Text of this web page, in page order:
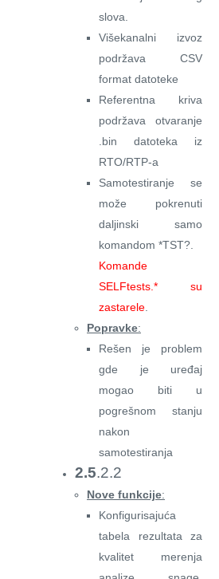
slova.
Višekanalni izvoz
podržava CSV
format datoteke
Referentna kriva
podržava otvaranje
.bin datoteka iz
RTO/RTP-a
Samotestiranje se
može pokrenuti
daljinski samo
komandom *TST?.
Komande
SELFtests.* su
zastarele
Popravke:
Rešen je problem
gde je uređaj
mogao biti u
pogrešnom stanju
nakon
samotestiranja
2.5.2.2
Nove funkcije:
Konfigurisajuća
tabela rezultata za
kvalitet merenja